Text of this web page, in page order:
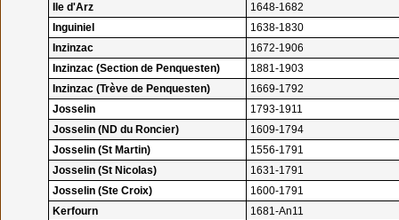
Ile d'Arz
1648-1682
Inguiniel
1638-1830
Inzinzac
1672-1906
Inzinzac (Section de Penquesten)
1881-1903
Inzinzac (Trève de Penquesten)
1669-1792
Josselin
1793-1911
Josselin (ND du Roncier)
1609-1794
Josselin (St Martin)
1556-1791
Josselin (St Nicolas)
1631-1791
Josselin (Ste Croix)
1600-1791
Kerfourn
1681-An11